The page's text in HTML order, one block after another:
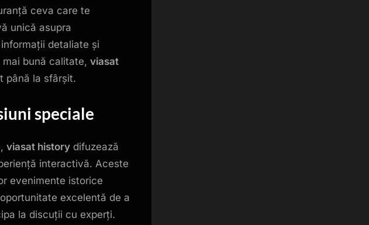
ceva care te
unică asupra
detaliate și
mai bună calitate, viasat
până la sfârșit.
speciale
viasat history difuzează
interactivă. Aceste
evenimente istorice
excelentă de a
la discuții cu experți.